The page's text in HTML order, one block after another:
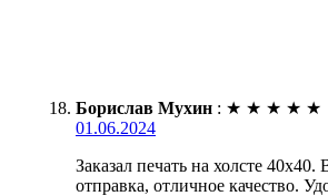
Борислав Мухин : ★ ★ ★ ★ ★
01.06.2024
Заказал печать на холсте
отправка, отличное качество.